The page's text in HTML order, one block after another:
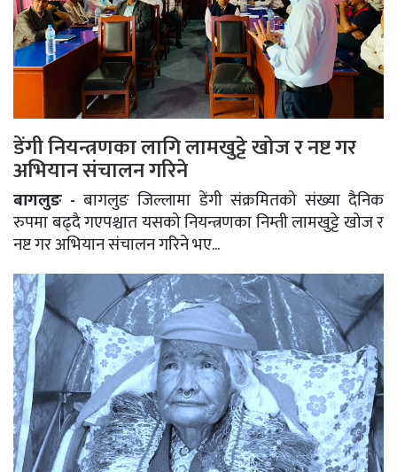
डेंगी नियन्त्रणका लागि लामखुट्टे खोज र नष्ट गर
अभियान संचालन गरिने
बागलुङ - बागलुङ जिल्लामा डेंगी संक्रमितको संख्या दैनिक
रुपमा बढ्दै गएपश्चात यसको नियन्त्रणका निम्ती लामखुट्टे खोज र
नष्ट गर अभियान संचालन गरिने भए...